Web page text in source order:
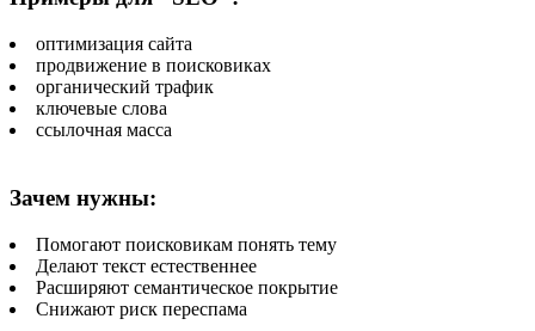
оптимизация сайта
продвижение в поисковиках
органический трафик
ключевые слова
ссылочная масса
Зачем нужны:
Помогают поисковикам понять тему
Делают текст естественнее
Расширяют семантическое покрытие
Снижают риск переспама